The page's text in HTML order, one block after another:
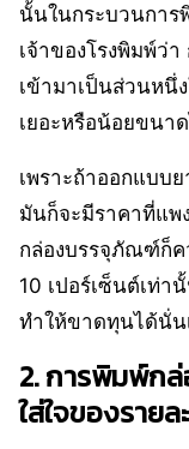
นั้นในกระบวนการ
เจ้าของโรงพิมพ์ว่
เข้ามาเป็นส่วนหนึ่
เยอะหรือน้อยขนา
เพราะถ้าออกแบบ
มันก็จะมีราคาที่แพ
กล่องบรรจุภัณฑ์ก็ค
10 เปอร์เซ็นต์เท่า
ทำให้ขาดทุนได้นั่น
2. การพิมพ์ก
ใส่ใจของรายล